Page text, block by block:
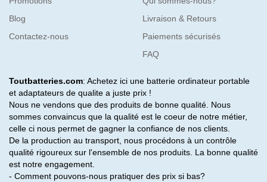
Blog
Contactez-nous
Livraison & Retours
Paiements sécurisés
FAQ
Toutbatteries.com: Achetez ici une batterie ordinateur portable
et adaptateurs de qualite a juste prix !
Nous ne vendons que des produits de bonne qualité. Nous
sommes convaincus que la qualité est le coeur de notre métier,
celle ci nous permet de gagner la confiance de nos clients.
De la production au transport, nous procédons à un contrôle
qualité rigoureux sur l'ensemble de nos produits. La bonne qualité
est notre engagement.
- Comment pouvons-nous pratiquer des prix si bas?